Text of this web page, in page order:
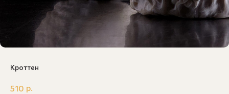
Кроттен
510 р.